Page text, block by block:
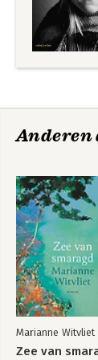
Anderen
Marianne Witvliet
Zee van